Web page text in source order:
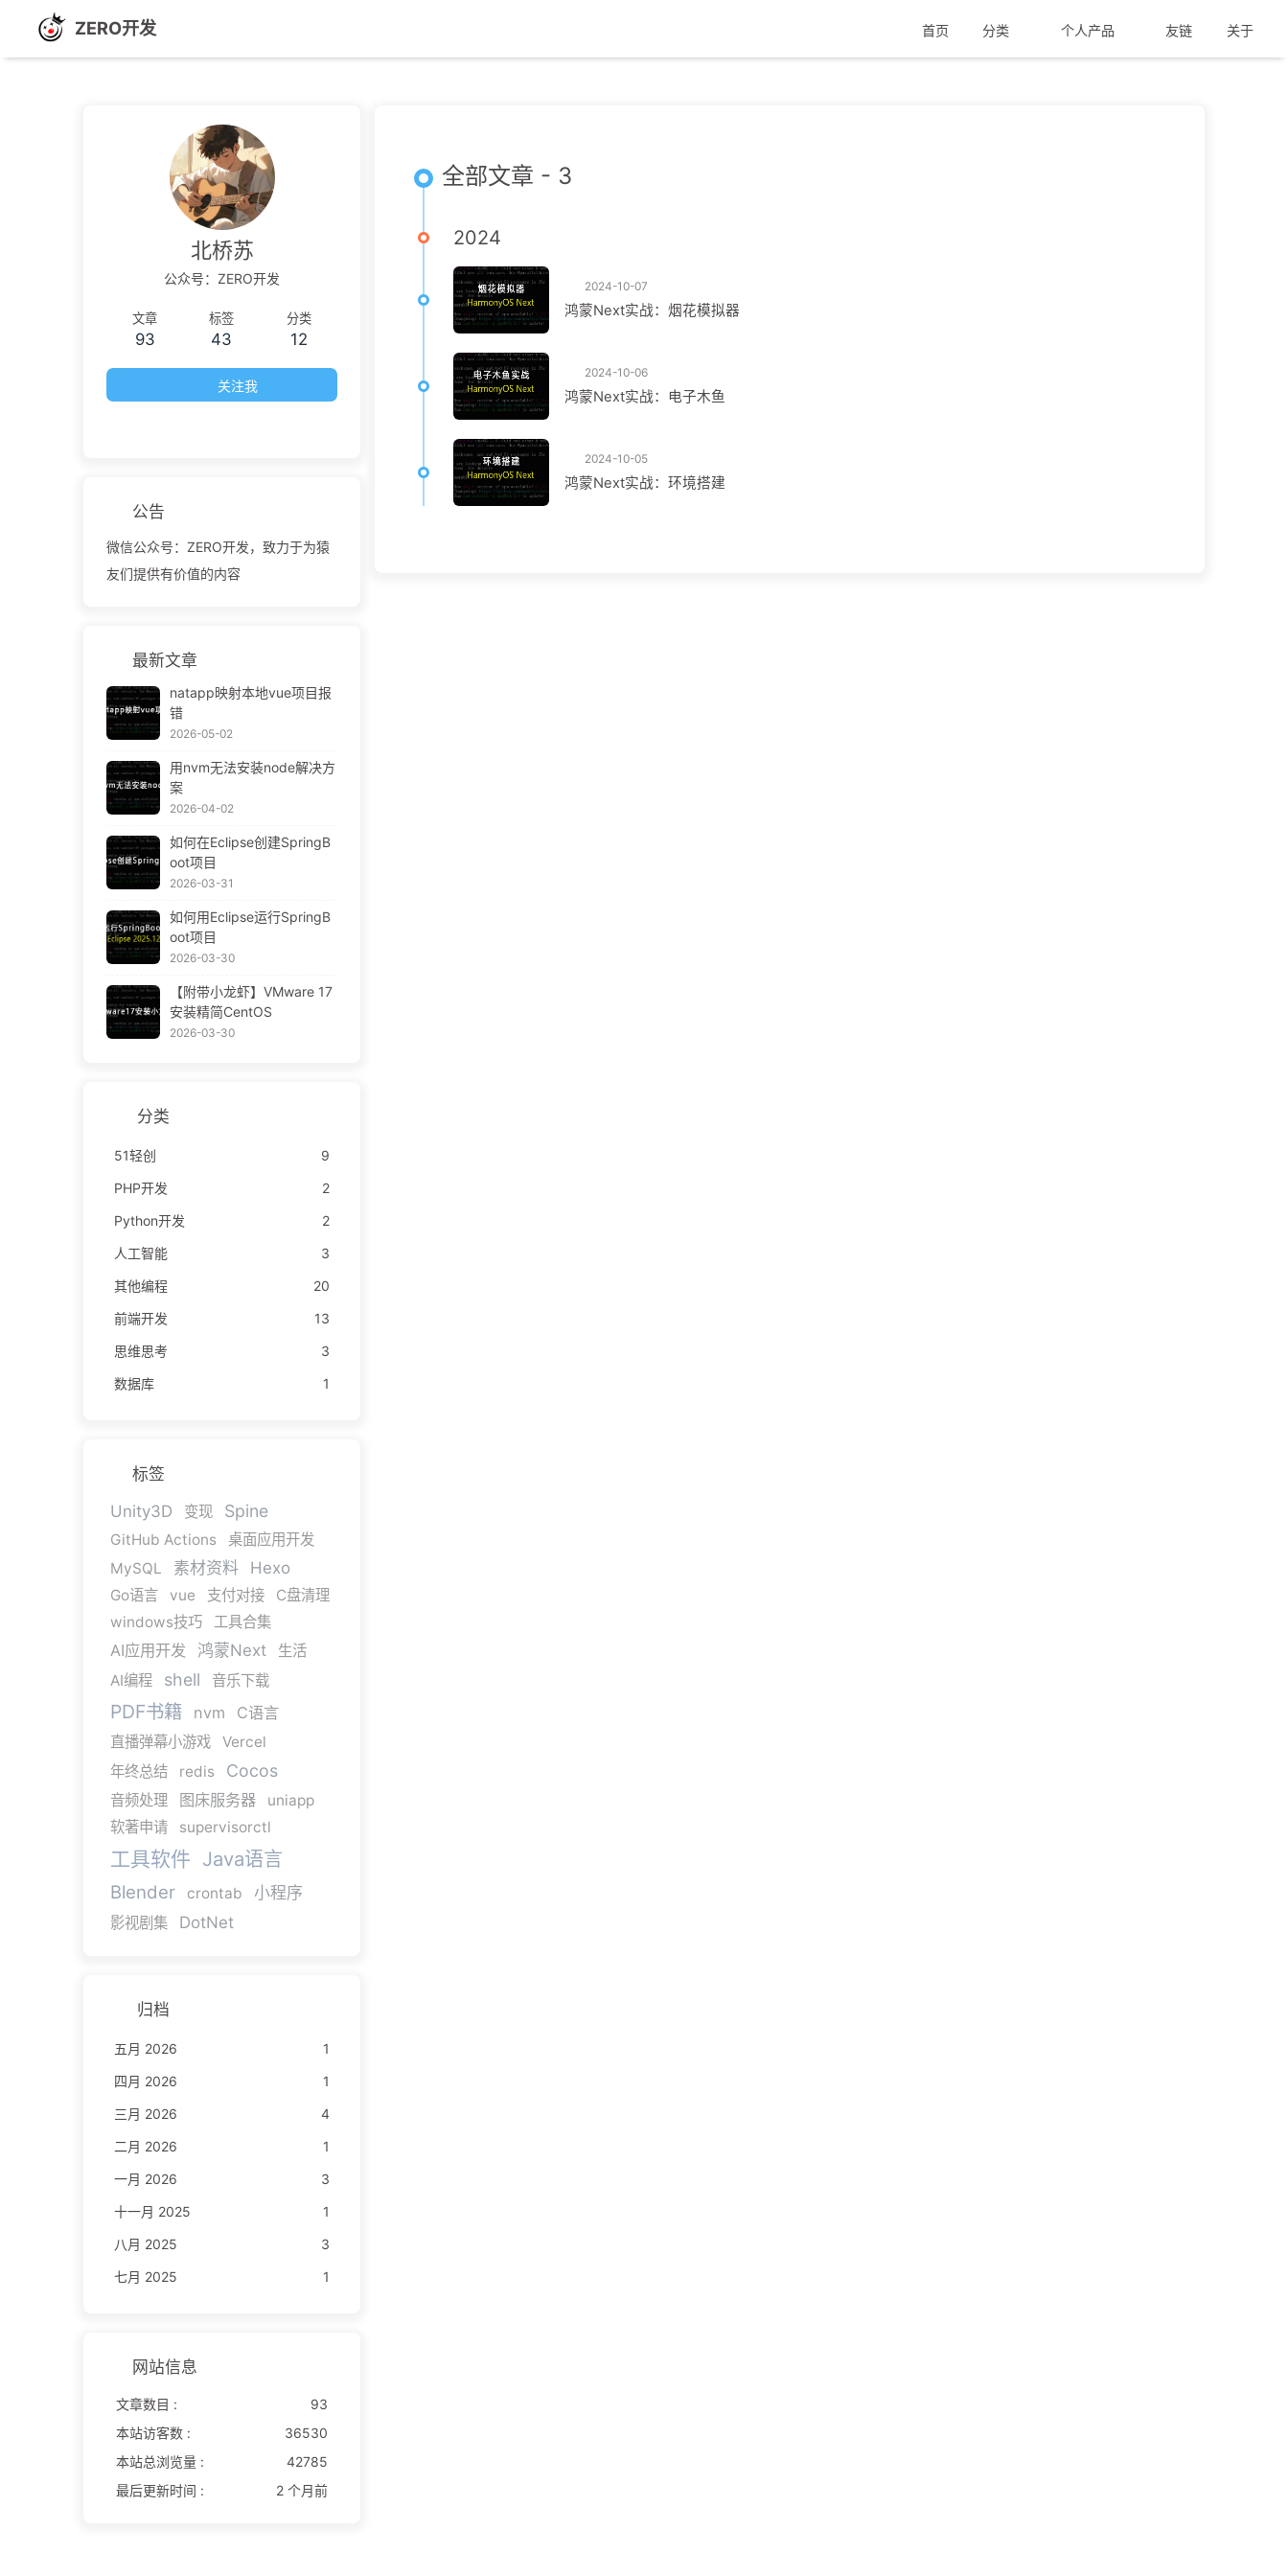
ZERO开发 首页 分类 个人产品 友链 关于
全部文章 - 3
2024
2024-10-07
鸿蒙Next实战：烟花模拟器
2024-10-06
鸿蒙Next实战：电子木鱼
2024-10-05
鸿蒙Next实战：环境搭建
北桥苏
公众号：ZERO开发
文章
93
标签
43
分类
12
关注我
公告
微信公众号：ZERO开发，致力于为猿
友们提供有价值的内容
最新文章
natapp映射本地vue项目报
错
2026-05-02
用nvm无法安装node解决方
案
2026-04-02
如何在Eclipse创建SpringB
oot项目
2026-03-31
如何用Eclipse运行SpringB
oot项目
2026-03-30
【附带小龙虾】VMware 17
安装精简CentOS
2026-03-30
分类
51轻创
9
PHP开发
2
Python开发
2
人工智能
3
其他编程
20
前端开发
13
思维思考
3
数据库
1
标签
Unity3D
变现 Spine
GitHub Actions
桌面应用开发
MySQL
素材资料 Hexo
Go语言 vue 支付对接
C盘清理
windows技巧
工具合集
AI应用开发 鸿蒙Next
生活
AI编程
shell 音乐下载
PDF书籍 nvm C语言
直播弹幕小游戏
Vercel
年终总结
redis Cocos
音频处理 图床服务器
uniapp
软著申请
supervisorctl
工具软件 Java语言
Blender crontab 小程序
影视剧集 DotNet
归档
五月 2026
1
四月 2026
1
三月 2026
4
二月 2026
1
一月 2026
3
十一月 2025
1
八月 2025
3
七月 2025
1
网站信息
文章数目 :
93
本站访客数 :
36530
本站总浏览量 :
42785
最后更新时间 :
2 个月前